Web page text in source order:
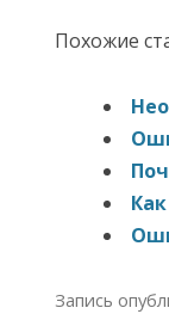
Похожие
Запись